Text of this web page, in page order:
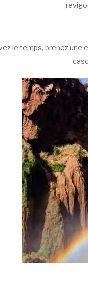
le temps, prenez une